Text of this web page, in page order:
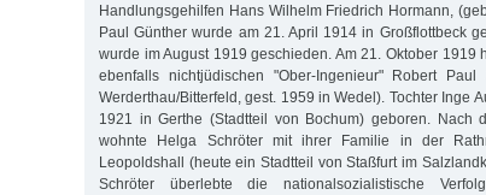
Handlungsgehilfen Hans Wilhelm Friedrich Hormann,
Paul Günther wurde am 21. April 1914 in Großflottbeck
wurde im August 1919 geschieden. Am 21. Oktober 1919
ebenfalls nichtjüdischen "Ober-Ingenieur" Robert
Werderthau/Bitterfeld, gest. 1959 in Wedel). Tochter Inge
1921 in Gerthe (Stadtteil von Bochum) geboren. Nach
wohnte Helga Schröter mit ihrer Familie in der
Leopoldshall (heute ein Stadtteil von Staßfurt im
Schröter überlebte die nationalsozialistische